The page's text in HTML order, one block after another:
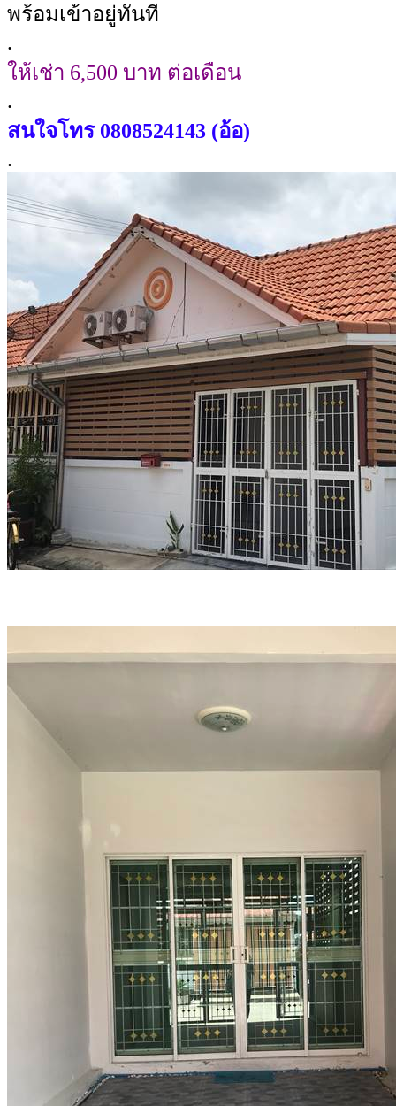
พร้อมเข้าอยู่ทันที
.
ให้เช่า 6,500 บาท ต่อเดือน
.
สนใจโทร 0808524143 (อ้อ)
.